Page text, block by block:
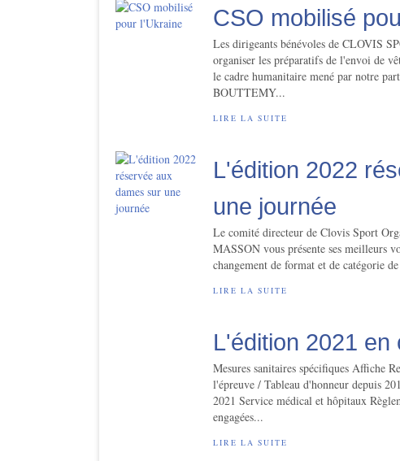
CSO mobilisé
Les dirigeants bénévoles de CLOVIS
organiser les préparatifs de l'envoi de
le cadre humanitaire mené par notre
BOUTTEMY...
LIRE LA SUITE
L'édition 2022
une journée
Le comité directeur de Clovis Sport
MASSON vous présente ses meilleurs
changement de format et de catégorie
LIRE LA SUITE
L'édition 2021 en
Mesures sanitaires spécifiques Affiche
l'épreuve / Tableau d'honneur depuis
2021 Service médical et hôpitaux
engagées...
LIRE LA SUITE